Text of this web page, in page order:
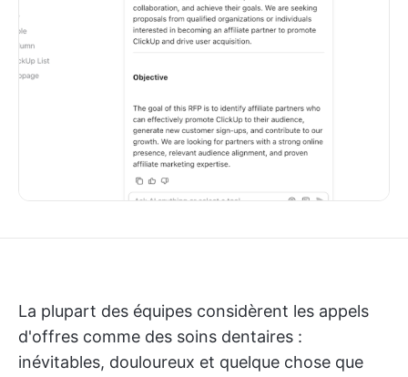
La plupart des équipes considèrent les appels
d'offres comme des soins dentaires :
inévitables, douloureux et quelque chose que